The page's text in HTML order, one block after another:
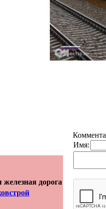
дорога
Имя: